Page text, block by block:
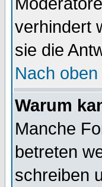
verhindert
sie die
Nach oben
Warum
Manche
betreten
schreiben